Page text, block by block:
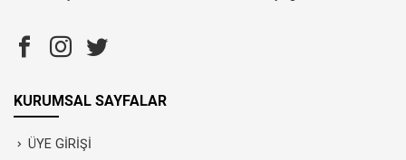
KURUMSAL SAYFALAR
ÜYE GİRİŞİ